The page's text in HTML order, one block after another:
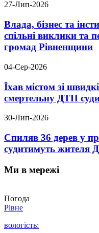
27-Лип-2026
Влада, бізнес та
спільні виклики та
громад Рівненщини
04-Сер-2026
Їхав містом зі
смертельну ДТП
30-Лип-2026
Спиляв 36 дерев у
судитимуть жителя
Ми в мережі
Погода
Рівне
вологість: